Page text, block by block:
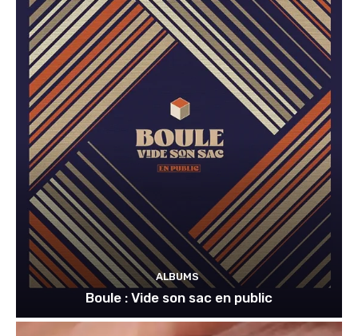
ALBUMS
Boule : Vide son sac en public